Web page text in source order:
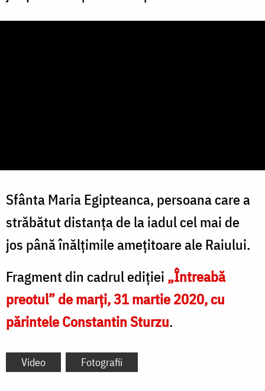
Sfânta Maria Egipteanca, persoana care a
străbătut distanța de la iadul cel mai de
jos până înălțimile amețitoare ale Raiului.
Fragment din cadrul ediției „Întreabă
preotul” de marți, 31 martie 2020, cu
părintele Constantin Sturzu.
Video Fotografii